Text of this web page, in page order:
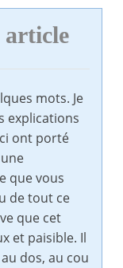
article
mots. Je
explications
ont porté
que vous
de tout ce
que cet
et paisible. Il
dos, au cou